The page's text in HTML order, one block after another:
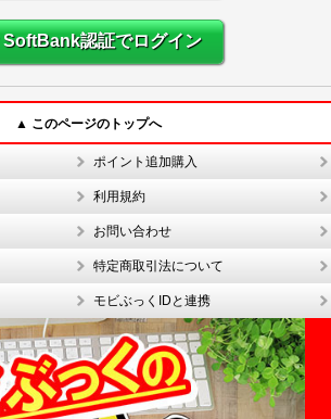
SoftBank認証でログイン
▲ このページのトップへ
ポイント追加購入
利用規約
お問い合わせ
特定商取引法について
モビぶっくIDと連携